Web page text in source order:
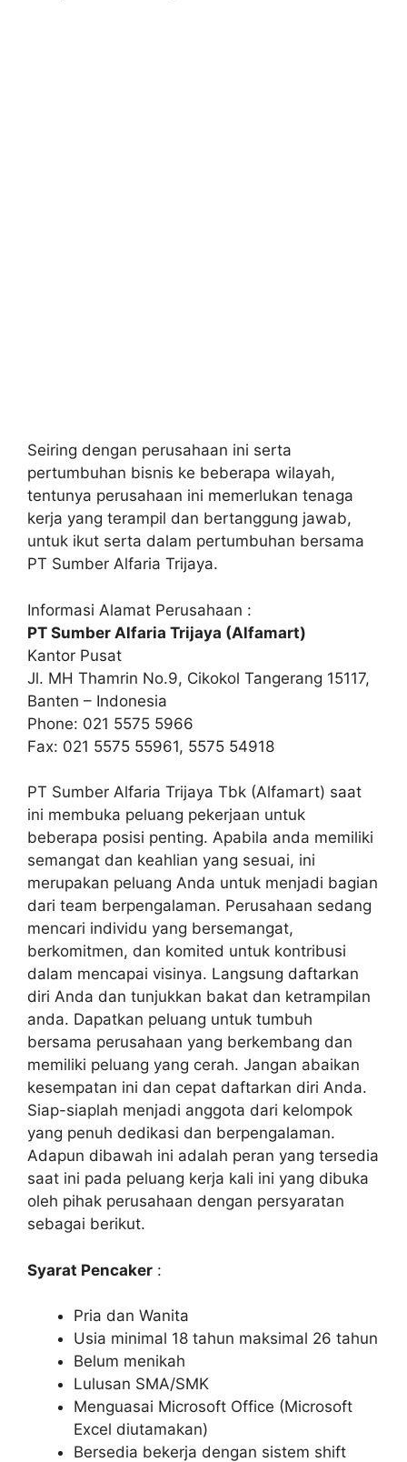
Seiring dengan perusahaan ini serta
pertumbuhan bisnis ke beberapa wilayah,
tentunya perusahaan ini memerlukan tenaga
kerja yang terampil dan bertanggung jawab,
untuk ikut serta dalam pertumbuhan bersama
PT Sumber Alfaria Trijaya.
Informasi Alamat Perusahaan :
PT Sumber Alfaria Trijaya (Alfamart)
Kantor Pusat
Jl. MH Thamrin No.9, Cikokol Tangerang 15117,
Banten – Indonesia
Phone: 021 5575 5966
Fax: 021 5575 55961, 5575 54918
PT Sumber Alfaria Trijaya Tbk (Alfamart) saat
ini membuka peluang pekerjaan untuk
beberapa posisi penting. Apabila anda memiliki
semangat dan keahlian yang sesuai, ini
merupakan peluang Anda untuk menjadi bagian
dari team berpengalaman. Perusahaan sedang
mencari individu yang bersemangat,
berkomitmen, dan komited untuk kontribusi
dalam mencapai visinya. Langsung daftarkan
diri Anda dan tunjukkan bakat dan ketrampilan
anda. Dapatkan peluang untuk tumbuh
bersama perusahaan yang berkembang dan
memiliki peluang yang cerah. Jangan abaikan
kesempatan ini dan cepat daftarkan diri Anda.
Siap-siaplah menjadi anggota dari kelompok
yang penuh dedikasi dan berpengalaman.
Adapun dibawah ini adalah peran yang tersedia
saat ini pada peluang kerja kali ini yang dibuka
oleh pihak perusahaan dengan persyaratan
sebagai berikut.
Syarat Pencaker :
Pria dan Wanita
Usia minimal 18 tahun maksimal 26 tahun
Belum menikah
Lulusan SMA/SMK
Menguasai Microsoft Office (Microsoft
Excel diutamakan)
Bersedia bekerja dengan sistem shift